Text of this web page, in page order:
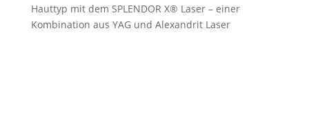
Hauttyp mit dem SPLENDOR X® Laser – einer
Kombination aus YAG und Alexandrit Laser